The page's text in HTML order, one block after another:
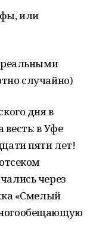
или
реальными
случайно)
дня в
в Уфе
пяти лет!
через
«Смелый